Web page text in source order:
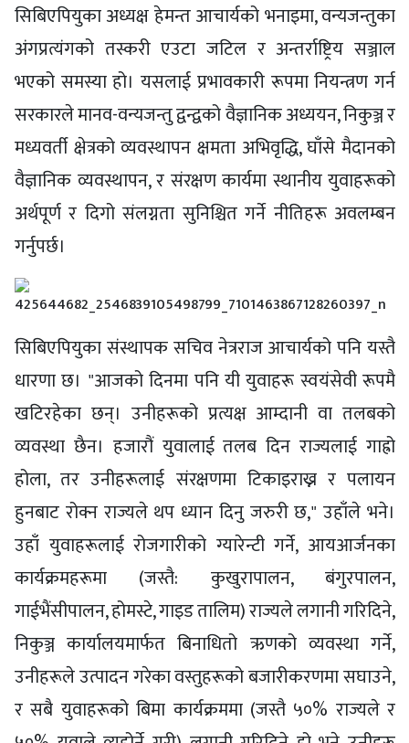
सिबिएपियुका अध्यक्ष हेमन्त आचार्यको भनाइमा, वन्यजन्तुका
अंगप्रत्यंगको तस्करी एउटा जटिल र अन्तर्राष्ट्रिय सञ्जाल
भएको समस्या हो। यसलाई प्रभावकारी रूपमा नियन्त्रण गर्न
सरकारले मानव-वन्यजन्तु द्वन्द्वको वैज्ञानिक अध्ययन, निकुञ्ज र
मध्यवर्ती क्षेत्रको व्यवस्थापन क्षमता अभिवृद्धि, घाँसे मैदानको
वैज्ञानिक व्यवस्थापन, र संरक्षण कार्यमा स्थानीय युवाहरूको
अर्थपूर्ण र दिगो संलग्नता सुनिश्चित गर्ने नीतिहरू अवलम्बन
गर्नुपर्छ।
सिबिएपियुका संस्थापक सचिव नेत्रराज आचार्यको पनि यस्तै
धारणा छ। "आजको दिनमा पनि यी युवाहरू स्वयंसेवी रूपमै
खटिरहेका छन्। उनीहरूको प्रत्यक्ष आम्दानी वा तलबको
व्यवस्था छैन। हजारौं युवालाई तलब दिन राज्यलाई गाह्रो
होला, तर उनीहरूलाई संरक्षणमा टिकाइराख्न र पलायन
हुनबाट रोक्न राज्यले थप ध्यान दिनु जरुरी छ," उहाँले भने।
उहाँ युवाहरूलाई रोजगारीको ग्यारेन्टी गर्ने, आयआर्जनका
कार्यक्रमहरूमा (जस्तै: कुखुरापालन, बंगुरपालन,
गाईभैंसीपालन, होमस्टे, गाइड तालिम) राज्यले लगानी गरिदिने,
निकुञ्ज कार्यालयमार्फत बिनाधितो ऋणको व्यवस्था गर्ने,
उनीहरूले उत्पादन गरेका वस्तुहरूको बजारीकरणमा सघाउने,
र सबै युवाहरूको बिमा कार्यक्रममा (जस्तै ५०% राज्यले र